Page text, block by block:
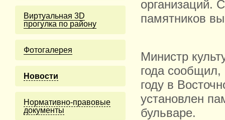
Виртуальная 3D
прогулка по району
Фотогалерея
Новости
Нормативно-правовые
документы
организаций.
памятников
Министр
года сообщил,
году в
установлен
бульваре.